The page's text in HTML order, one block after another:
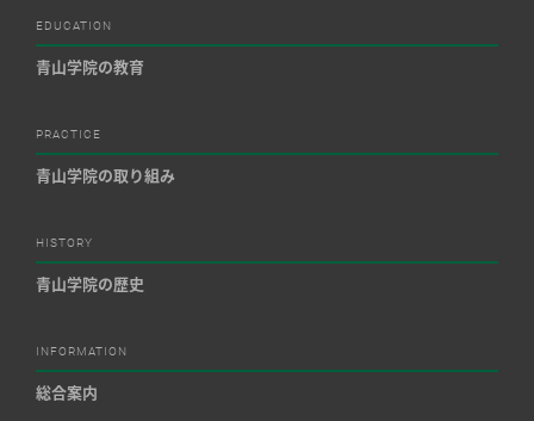
EDUCATION
青山学院の教育
PRACTICE
青山学院の取り組み
HISTORY
青山学院の歴史
INFORMATION
総合案内